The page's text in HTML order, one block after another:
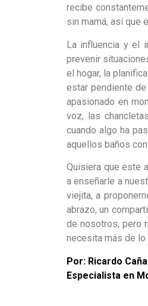
recibe
sin mamá, así que
La influencia y el
prevenir
el hogar, la
estar pendiente
apasionado en
voz, las
cuando algo ha
aquellos baños
Quisiera que este
a enseñarle a
viejita, a
abrazo, un
de nosotros, pero
necesita más de lo
Por: Ricardo
Especialista en